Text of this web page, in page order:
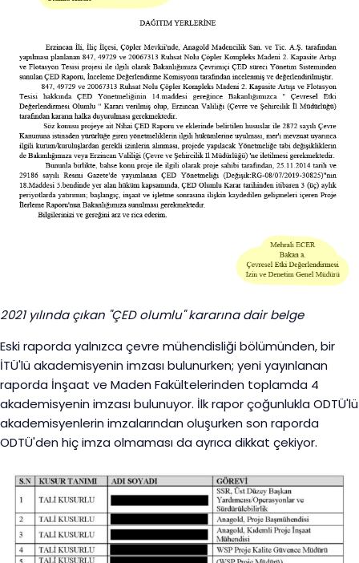
2021 yılında çıkan "ÇED olumlu" kararına dair belge
Eski raporda yalnızca çevre mühendisliği bölümünden, bir
İTÜ'lü akademisyenin imzası bulunurken; yeni yayınlanan
raporda İnşaat ve Maden Fakültelerinden toplamda 4
akademisyenin imzası bulunuyor. İlk rapor çoğunlukla ODTÜ'lü
akademisyenlerin imzalarından oluşurken son raporda
ODTÜ'den hiç imza olmaması da ayrıca dikkat çekiyor.